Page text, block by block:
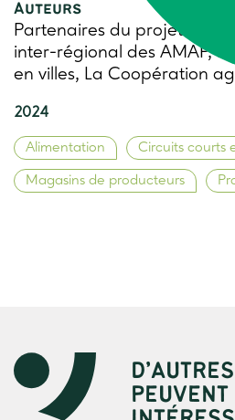
Auteurs
Partenaires du projet :
inter-régional des AMAP,
en villes, La Coopération
2024
Alimentation Circuits courts
Magasins de producteurs